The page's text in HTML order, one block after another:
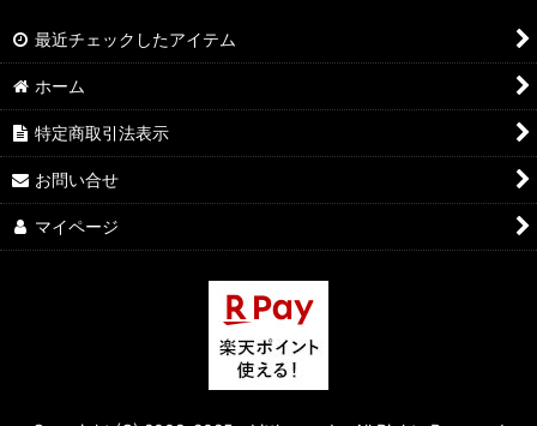
最近チェックしたアイテム
ホーム
特定商取引法表示
お問い合せ
マイページ